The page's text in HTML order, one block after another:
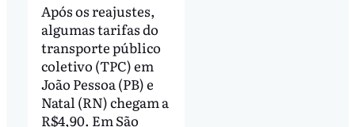
Após os reajustes,
algumas tarifas do
transporte público
coletivo (TPC) em
João Pessoa (PB) e
Natal (RN) chegam a
R$4,90. Em São